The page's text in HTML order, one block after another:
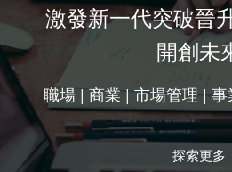
激發新一代突破晉
開創未
職場 | 商業 | 市場管理 |
探索更多